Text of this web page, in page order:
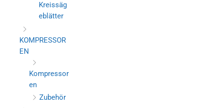
Kreissäg
eblätter
KOMPRESSOR
EN
Kompressor
en
Zubehör